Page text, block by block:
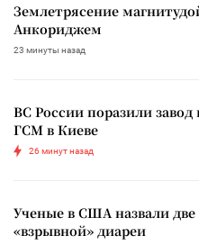
Землетрясение
Анкориджем
23 минуты назад
ВС России поразили
ГСМ в Киеве
26 минут назад
Ученые в США назвали
«взрывной» диареи